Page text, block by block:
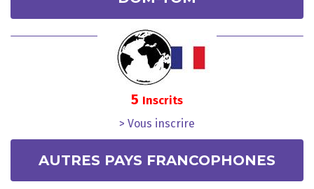
5 Inscrits
> Vous inscrire
AUTRES PAYS FRANCOPHONES